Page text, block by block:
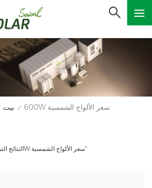
بيت / 600W سعر الألواح الشمسية
1 النتائج التي تم العثور عليها ل "600W سعر الألواح الشمسية"